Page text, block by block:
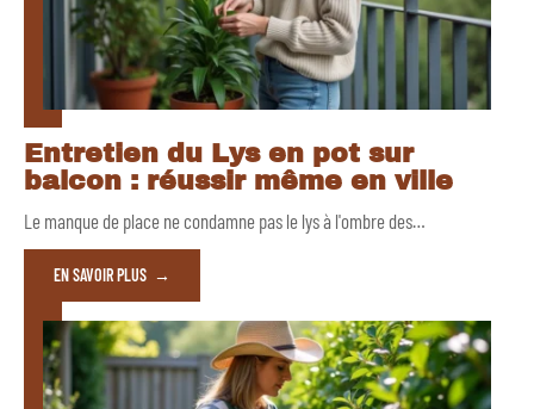
Entretien du Lys en pot sur
balcon : réussir même en ville
Le manque de place ne condamne pas le lys à l'ombre des…
EN SAVOIR PLUS